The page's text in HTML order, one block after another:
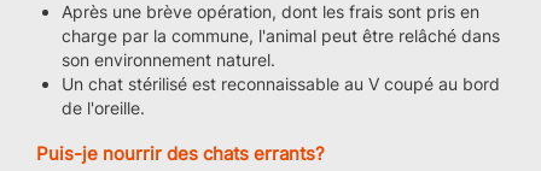
Après une brève opération, dont les frais sont pris en
charge par la commune, l'animal peut être relâché dans
son environnement naturel.
Un chat stérilisé est reconnaissable au V coupé au bord
de l'oreille.
Puis-je nourrir des chats errants?